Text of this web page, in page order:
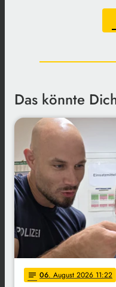
Das könnte
notes 06. August 2026 11:22